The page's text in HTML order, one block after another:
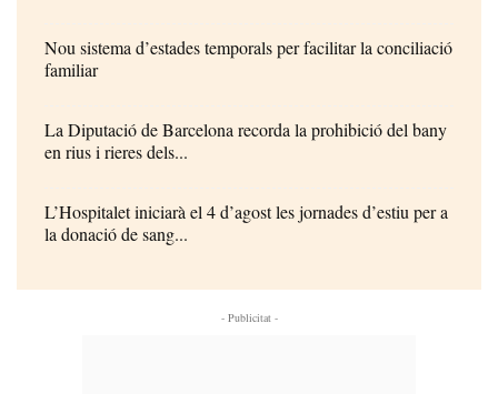
Nou sistema d’estades temporals per facilitar la conciliació
familiar
La Diputació de Barcelona recorda la prohibició del bany
en rius i rieres dels...
L’Hospitalet iniciarà el 4 d’agost les jornades d’estiu per a
la donació de sang...
- Publicitat -